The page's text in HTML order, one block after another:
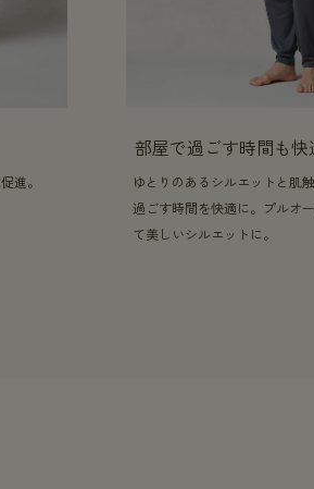
進。
部屋で過ごす時間も快
ゆとりのあるシルエットと肌
過ごす時間を快適に。プルオ
て美しいシルエットに。